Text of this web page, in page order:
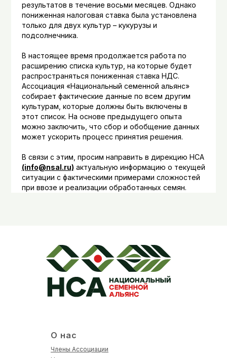
результатов в течение восьми месяцев. Однако
пониженная налоговая ставка была установлена
только для двух культур – кукурузы и
подсолнечника.
В настоящее время продолжается работа по
расширению списка культур, на которые будет
распространяться пониженная ставка НДС.
Ассоциация «Национальный семенной альянс»
собирает фактические данные по всем другим
культурам, которые должны быть включены в
этот список. На основе предыдущего опыта
можно заключить, что сбор и обобщение данных
может ускорить процесс принятия решения.
В связи с этим, просим направить в дирекцию НСА
(info@nsal.ru) актуальную информацию о текущей
ситуации с фактическими примерами сложностей
при ввозе и реализации обработанных семян.
О нас
Члены Ассоциации